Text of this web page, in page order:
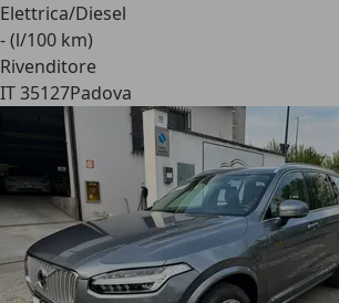
Elettrica/Diesel
- (l/100 km)
Rivenditore
IT 35127Padova